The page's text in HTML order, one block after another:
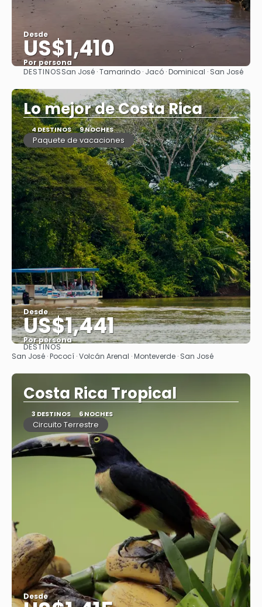
Desde
US$1,410
Por persona
Ver
DESTINOSSan José · Tamarindo · Jacó · Dominical · San José
Lo mejor de Costa Rica
4 DESTINOS 9 NOCHES
Paquete de vacaciones
Desde
US$1,441
Por persona
Ver
DESTINOS
San José · Pococí · Volcán Arenal · Monteverde · San José
Costa Rica Tropical
3 DESTINOS 6 NOCHES
Circuito Terrestre
Desde